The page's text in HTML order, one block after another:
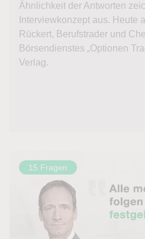
Ähnlichkeit der Antworten
Interviewkonzept aus. Heute
Rückert, Berufstrader und
Börsendienstes „Optionen
Verlag.
15 Fragen